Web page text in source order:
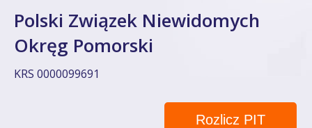
Polski Związek Niewidomych
Okręg Pomorski
KRS 0000099691
Rozlicz PIT